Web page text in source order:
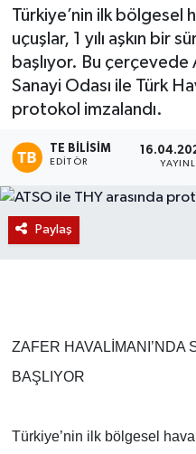
Türkiye’nin ilk bölgesel
uçuşlar, 1 yılı aşkın bir
başlıyor. Bu
Sanayi Odası ile Türk
protokol imzalandı.
TE BILISIM
EDITÖR
Paylaş
ZAFER HAVALİMANI’NDA
BAŞLIYOR
Türkiye’nin ilk bölgesel
Sivil Toplum
Ekonomi